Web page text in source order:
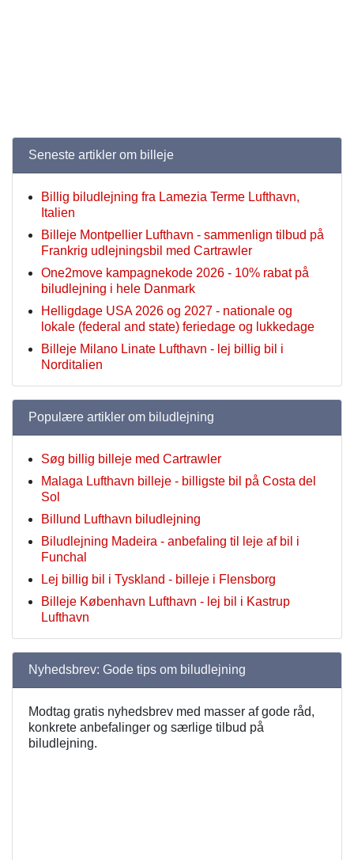
Seneste artikler om billeje
Billig biludlejning fra Lamezia Terme Lufthavn,
Italien
Billeje Montpellier Lufthavn - sammenlign tilbud på
Frankrig udlejningsbil med Cartrawler
One2move kampagnekode 2026 - 10% rabat på
biludlejning i hele Danmark
Helligdage USA 2026 og 2027 - nationale og
lokale (federal and state) feriedage og lukkedage
Billeje Milano Linate Lufthavn - lej billig bil i
Norditalien
Populære artikler om biludlejning
Søg billig billeje med Cartrawler
Malaga Lufthavn billeje - billigste bil på Costa del
Sol
Billund Lufthavn biludlejning
Biludlejning Madeira - anbefaling til leje af bil i
Funchal
Lej billig bil i Tyskland - billeje i Flensborg
Billeje København Lufthavn - lej bil i Kastrup
Lufthavn
Nyhedsbrev: Gode tips om biludlejning
Modtag gratis nyhedsbrev med masser af gode råd,
konkrete anbefalinger og særlige tilbud på
biludlejning.